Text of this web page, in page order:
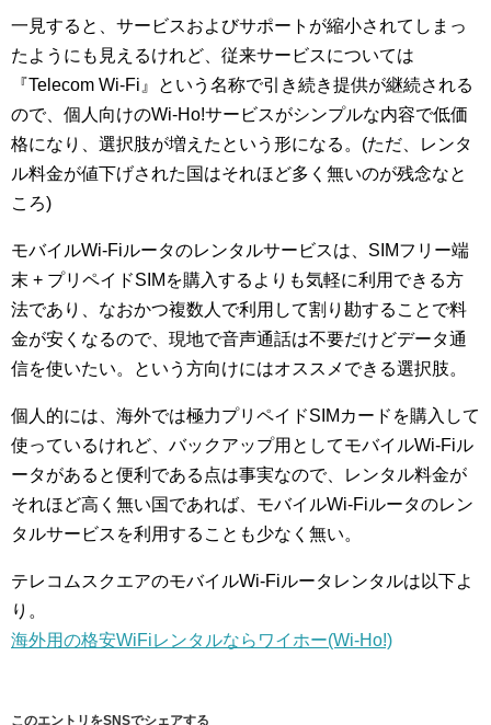
一見すると、サービスおよびサポートが縮小されてしまっ
たようにも見えるけれど、従来サービスについては
『Telecom Wi-Fi』という名称で引き続き提供が継続される
ので、個人向けのWi-Ho!サービスがシンプルな内容で低価
格になり、選択肢が増えたという形になる。(ただ、レンタ
ル料金が値下げされた国はそれほど多く無いのが残念なと
ころ)
モバイルWi-Fiルータのレンタルサービスは、SIMフリー端
末 + プリペイドSIMを購入するよりも気軽に利用できる方
法であり、なおかつ複数人で利用して割り勘することで料
金が安くなるので、現地で音声通話は不要だけどデータ通
信を使いたい。という方向けにはオススメできる選択肢。
個人的には、海外では極力プリペイドSIMカードを購入して
使っているけれど、バックアップ用としてモバイルWi-Fiル
ータがあると便利である点は事実なので、レンタル料金が
それほど高く無い国であれば、モバイルWi-Fiルータのレン
タルサービスを利用することも少なく無い。
テレコムスクエアのモバイルWi-Fiルータレンタルは以下よ
り。
海外用の格安WiFiレンタルならワイホー(Wi-Ho!)
このエントリをSNSでシェアする